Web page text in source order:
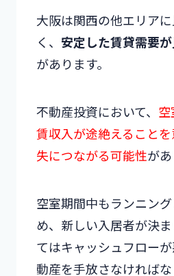
大阪は関西の他エリア
く、 安定した賃貸需要
があります。
不動産投資において、
賃収入が途絶えること
失につながる可能性があ
空室期間中もランニン
め、新しい入居者が決
てはキャッシュフロー
動産を手放さなければな